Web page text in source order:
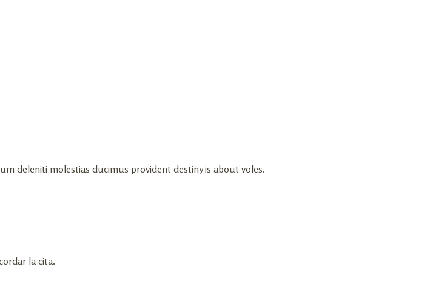
deleniti molestias ducimus provident destiny is about voles.
la cita.